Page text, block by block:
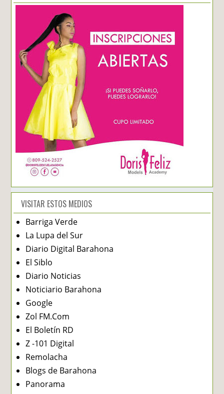
VISITAR ESTOS MEDIOS
Barriga Verde
La Lupa del Sur
Diario Digital Barahona
El Siblo
Diario Noticias
Noticiario Barahona
Google
Zol FM.Com
El Boletín RD
Z -101 Digital
Remolacha
Blogs de Barahona
Panorama